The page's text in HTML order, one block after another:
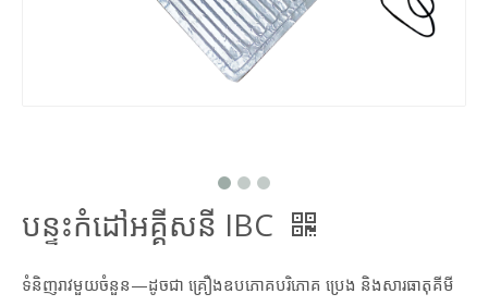
បន្ទះកំដៅអគ្គីសនី IBC
ទំនិញរាវមួយចំនួន—ដូចជា គ្រឿងឧបភោគបរិភោគ ប្រេង និងសារធាតុគីមី